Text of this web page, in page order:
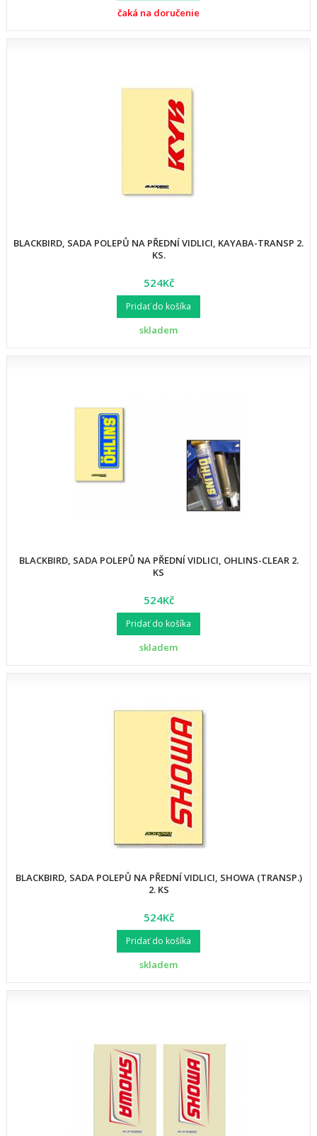
čaká na doručenie
BLACKBIRD, SADA POLEPŮ NA PŘEDNÍ VIDLICI, KAYABA-TRANSP 2.
KS.
524Kč
Pridať do košíka
skladem
BLACKBIRD, SADA POLEPŮ NA PŘEDNÍ VIDLICI, OHLINS-CLEAR 2.
KS
524Kč
Pridať do košíka
skladem
BLACKBIRD, SADA POLEPŮ NA PŘEDNÍ VIDLICI, SHOWA (TRANSP.)
2. KS
524Kč
Pridať do košíka
skladem